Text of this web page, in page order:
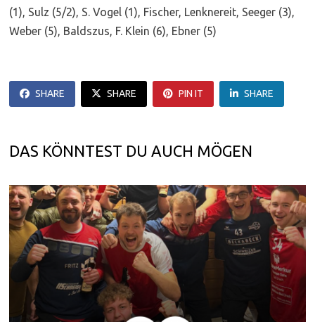
(1), Sulz (5/2), S. Vogel (1), Fischer, Lenknereit, Seeger (3),
Weber (5), Baldszus, F. Klein (6), Ebner (5)
SHARE SHARE PIN IT SHARE
DAS KÖNNTEST DU AUCH MÖGEN